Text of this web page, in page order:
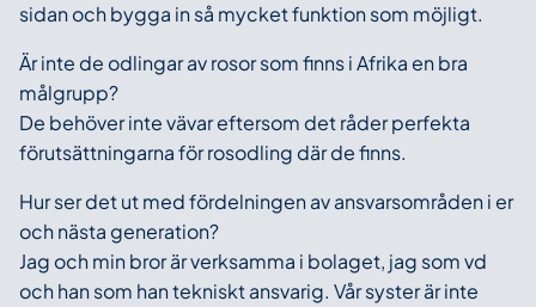
sidan och bygga in så mycket funktion som möjligt.
Är inte de odlingar av rosor som finns i Afrika en bra
målgrupp?
De behöver inte vävar eftersom det råder perfekta
förutsättningarna för rosodling där de finns.
Hur ser det ut med fördelningen av ansvarsområden i er
och nästa generation?
Jag och min bror är verksamma i bolaget, jag som vd
och han som han tekniskt ansvarig. Vår syster är inte